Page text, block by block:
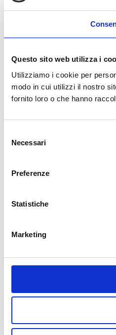
Questo sito web utilizza i
Utilizziamo i cookie per
modo in cui utilizzi il nostro
fornito loro o che hanno
delNecessari
Preferenze
Statistiche
Marketing